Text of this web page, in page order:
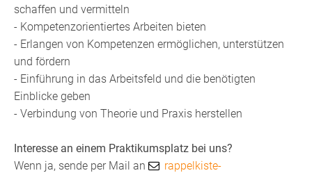
schaffen und vermitteln
- Kompetenzorientiertes Arbeiten bieten
- Erlangen von Kompetenzen ermöglichen, unterstützen
und fördern
- Einführung in das Arbeitsfeld und die benötigten
Einblicke geben
- Verbindung von Theorie und Praxis herstellen
Interesse an einem Praktikumsplatz bei uns?
Wenn ja, sende per Mail an
rappelkiste-